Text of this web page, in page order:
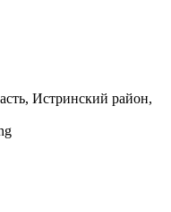
Истринский район,